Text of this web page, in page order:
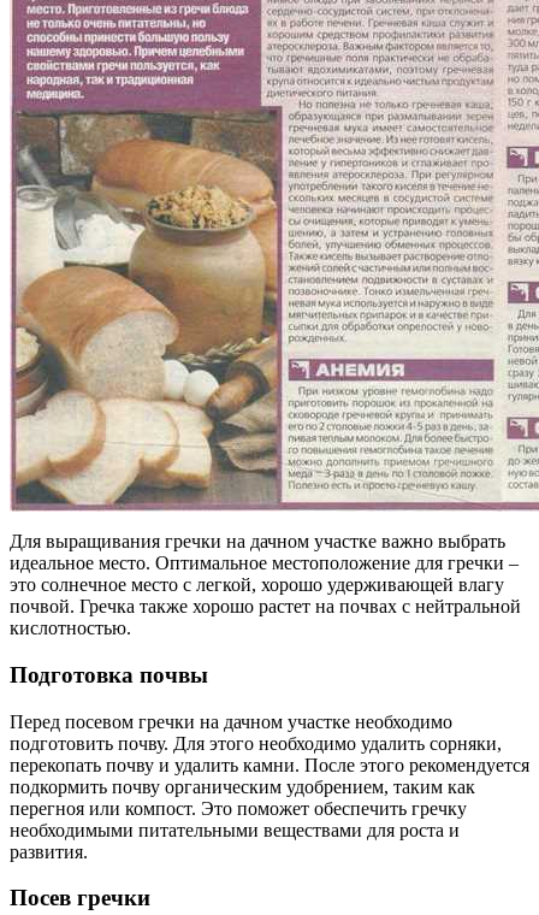
Для выращивания гречки на дачном участке важно выбрать
идеальное место. Оптимальное местоположение для гречки –
это солнечное место с легкой, хорошо удерживающей влагу
почвой. Гречка также хорошо растет на почвах с нейтральной
кислотностью.
Подготовка почвы
Перед посевом гречки на дачном участке необходимо
подготовить почву. Для этого необходимо удалить сорняки,
перекопать почву и удалить камни. После этого рекомендуется
подкормить почву органическим удобрением, таким как
перегноя или компост. Это поможет обеспечить гречку
необходимыми питательными веществами для роста и
развития.
Посев гречки